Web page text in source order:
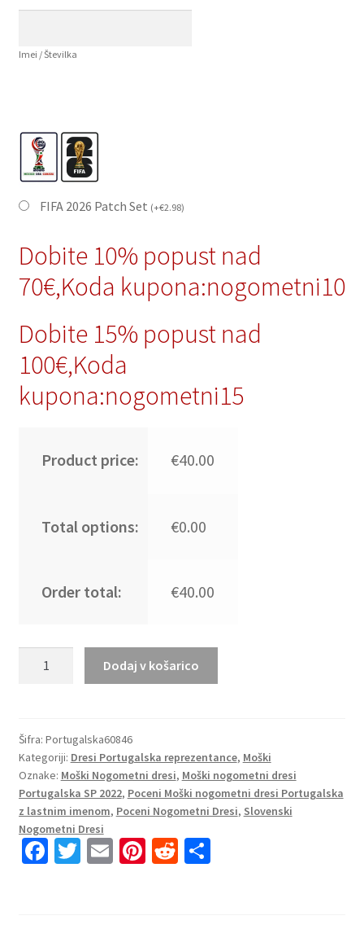
Imei / Številka
FIFA 2026 Patch Set (+€2.98)
Dobite 10% popust nad
70€,Koda kupona:nogometni10
Dobite 15% popust nad
100€,Koda
kupona:nogometni15
Product price: €40.00
Total options: €0.00
Order total: €40.00
Gostujoči
SP
2022
Kratek
Rokav
+
Kratke
Dodaj v košarico
Šifra: Portugalska60846
Kategoriji: Dresi Portugalska reprezentance, Moški
Oznake: Moški Nogometni dresi, Moški nogometni dresi
Portugalska SP 2022, Poceni Moški nogometni dresi Portugalska
z lastnim imenom, Poceni Nogometni Dresi, Slovenski
Nogometni Dresi
Fa T E Pi R S